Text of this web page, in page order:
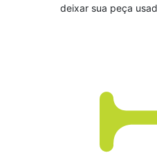
deixar sua peça